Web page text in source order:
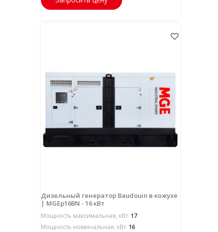
Дизельный генератор Baudouin в кожухе
| MGEp16BN - 16 кВт
Мощность максимальная, кВт 17
Мощность номинальная, кВт 16